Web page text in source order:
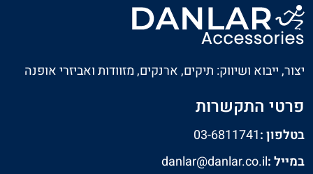
יצור, ייבוא ושיווק: תיקים, ארנקים, מזוודות ואביזרי אופנה
פרטי התקשרות
בטלפון :03-6811741
במייל :danlar@danlar.co.il